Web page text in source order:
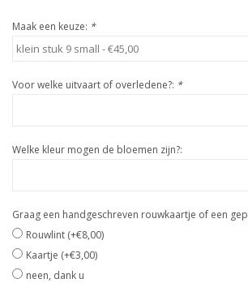
Maak een keuze: *
Voor welke uitvaart of overledene?: *
Welke kleur mogen de bloemen zijn?:
Graag een handgeschreven rouwkaartje of een
Rouwlint (+€8,00)
Kaartje (+€3,00)
neen, dank u